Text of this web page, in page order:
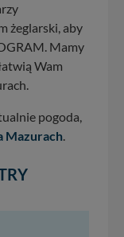
żeglarski, aby
Mamy
Wam
pogoda,
Mazurach.